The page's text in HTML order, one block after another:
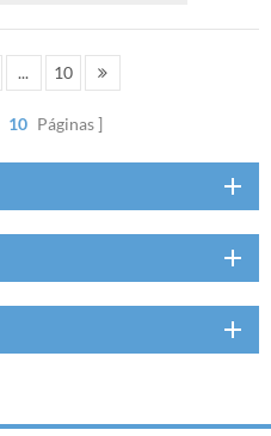
... 10
10 Páginas